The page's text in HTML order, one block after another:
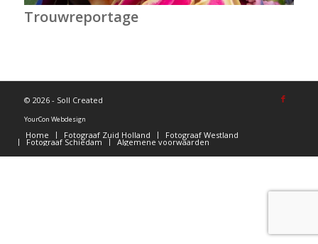
Trouwreportage
© 2026 - Soll Created
YourCon Webdesign
Home Fotograaf Zuid Holland Fotograaf Westland
Fotograaf Schiedam Algemene voorwaarden